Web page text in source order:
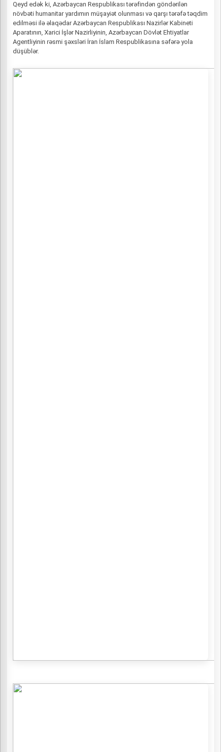
Qeyd edək ki, Azərbaycan Respublikası tərəfindən göndərilən
növbəti humanitar yardımın müşayiət olunması və qarşı tərəfə təqdim
edilməsi ilə əlaqədar Azərbaycan Respublikası Nazirlər Kabineti
Aparatının, Xarici İşlər Nazirliyinin, Azərbaycan Dövlət Ehtiyatlar
Agentliyinin rəsmi şəxsləri İran İslam Respublikasına səfərə yola
düşüblər.